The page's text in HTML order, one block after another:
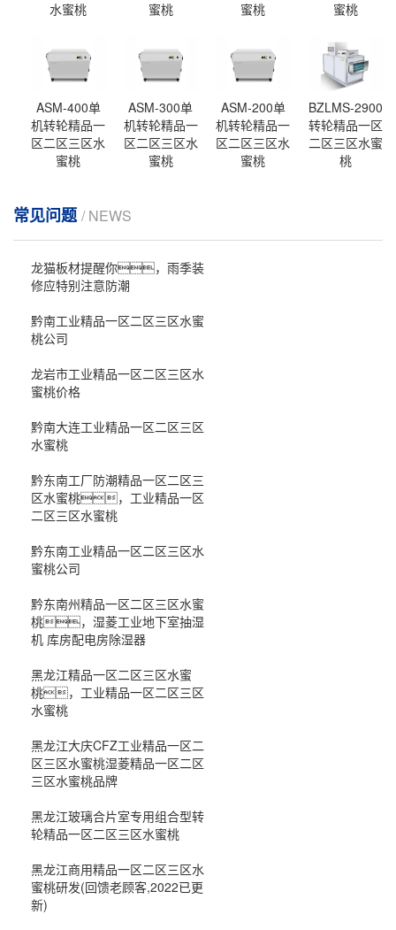
水蜜桃
蜜桃
蜜桃
蜜桃
ASM-400单
机转轮精品一
区二区三区水
蜜桃
ASM-300单
机转轮精品一
区二区三区水
蜜桃
ASM-200单
机转轮精品一
区二区三区水
蜜桃
BZLMS-2900
转轮精品一区
二区三区水蜜
桃
常见问题/ NEWS
龙猫板材提醒你，雨季装
修应特别注意防潮
黔南工业精品一区二区三区水蜜
桃公司
龙岩市工业精品一区二区三区水
蜜桃价格
黔南大连工业精品一区二区三区
水蜜桃
黔东南工厂防潮精品一区二区三
区水蜜桃，工业精品一区
二区三区水蜜桃
黔东南工业精品一区二区三区水
蜜桃公司
黔东南州精品一区二区三区水蜜
桃，湿菱工业地下室抽湿
机 库房配电房除湿器
黑龙江精品一区二区三区水蜜
桃，工业精品一区二区三区
水蜜桃
黑龙江大庆CFZ工业精品一区二
区三区水蜜桃湿菱精品一区二区
三区水蜜桃品牌
黑龙江玻璃合片室专用组合型转
轮精品一区二区三区水蜜桃
黑龙江商用精品一区二区三区水
蜜桃研发(回馈老顾客,2022已更
新)